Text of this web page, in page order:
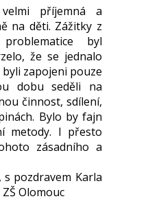
příjemná a
na děti. Zážitky z
byl
že se jednalo
zapojeni pouze
dobu seděli na
činnost, sdílení,
Bylo by fajn
metody. I přesto
zásadního a
pozdravem Karla
Olomouc